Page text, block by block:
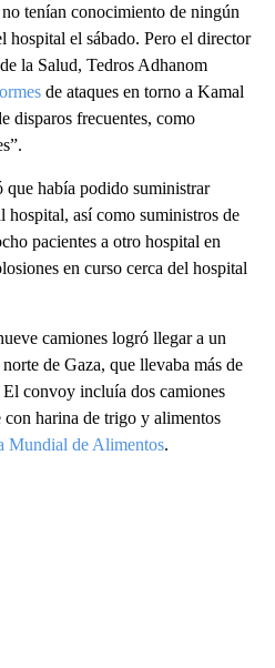
tenían conocimiento de ningún
hospital el sábado. Pero el director
la Salud, Tedros Adhanom
de ataques en torno a Kamal
disparos frecuentes, como
había podido suministrar
hospital, así como suministros de
pacientes a otro hospital en
en curso cerca del hospital
camiones logró llegar a un
de Gaza, que llevaba más de
convoy incluía dos camiones
con harina de trigo y alimentos
Mundial de Alimentos.